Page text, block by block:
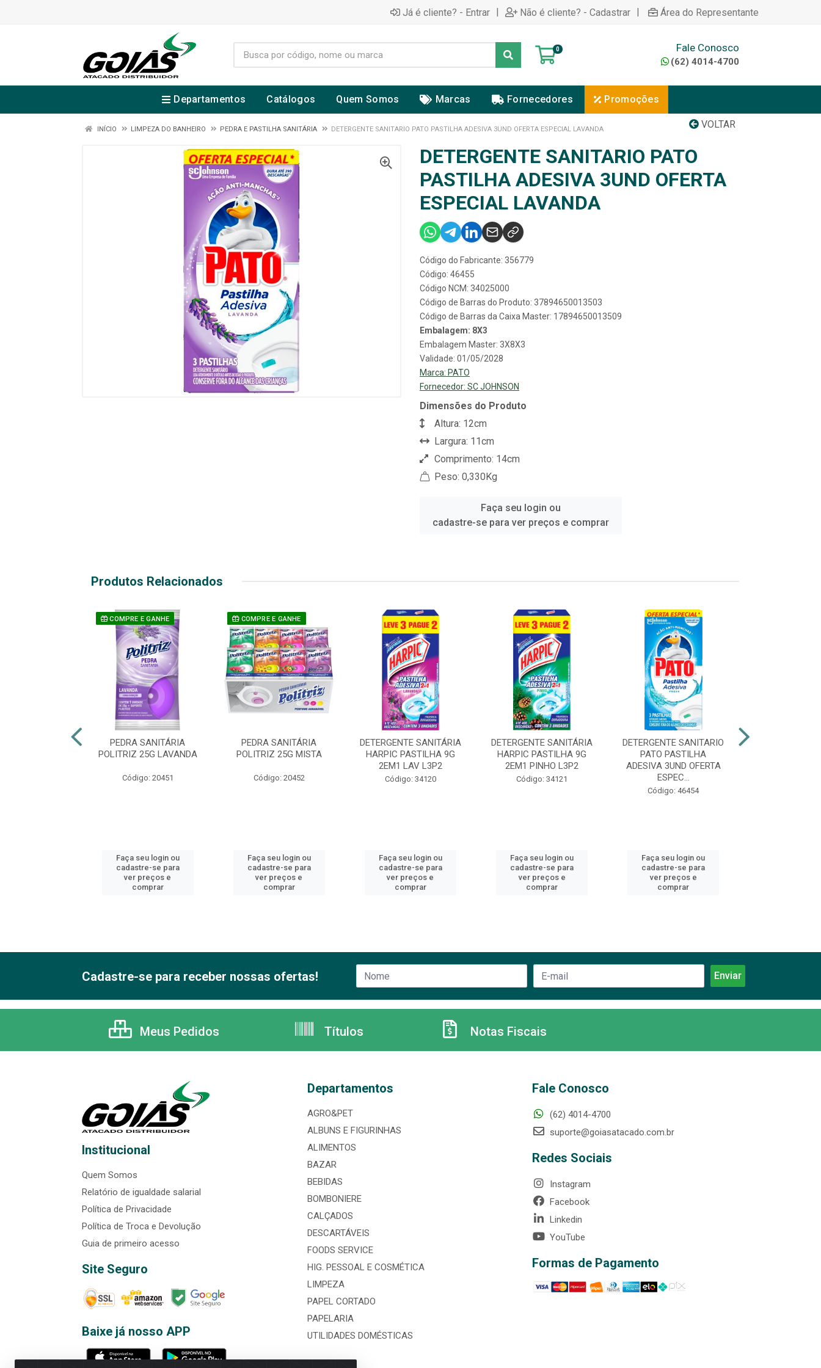
Já é cliente? - Entrar | Não é cliente? - Cadastrar | Área do Representante
0 Fale Conosco
(62) 4014-4700
Departamentos Catálogos Quem Somos Marcas Fornecedores Promoções
VOLTAR
INÍCIO LIMPEZA DO BANHEIRO PEDRA E PASTILHA SANITÁRIA DETERGENTE SANITARIO PATO PASTILHA ADESIVA 3UND OFERTA ESPECIAL LAVANDA
DETERGENTE SANITARIO PATO
PASTILHA ADESIVA 3UND OFERTA
ESPECIAL LAVANDA
Código do Fabricante: 356779
Código: 46455
Código NCM: 34025000
Código de Barras do Produto: 37894650013503
Código de Barras da Caixa Master: 17894650013509
Embalagem: 8X3
Embalagem Master: 3X8X3
Validade: 01/05/2028
Marca: PATO
Fornecedor: SC JOHNSON
Dimensões do Produto
Altura: 12cm
Largura: 11cm
Comprimento: 14cm
Peso: 0,330Kg
Faça seu login ou
cadastre-se para ver preços e comprar
Produtos Relacionados
COMPRE E GANHE
PEDRA SANITÁRIA
POLITRIZ 25G LAVANDA
Código: 20451
Faça seu login ou
cadastre-se para
ver preços e
comprar
COMPRE E GANHE
PEDRA SANITÁRIA
POLITRIZ 25G MISTA
Código: 20452
Faça seu login ou
cadastre-se para
ver preços e
comprar
DETERGENTE SANITÁRIA
HARPIC PASTILHA 9G
2EM1 LAV L3P2
Código: 34120
Faça seu login ou
cadastre-se para
ver preços e
comprar
DETERGENTE SANITÁRIA
HARPIC PASTILHA 9G
2EM1 PINHO L3P2
Código: 34121
Faça seu login ou
cadastre-se para
ver preços e
comprar
DETERGENTE SANITARIO
PATO PASTILHA
ADESIVA 3UND OFERTA
ESPEC...
Código: 46454
Faça seu login ou
cadastre-se para
ver preços e
comprar
Cadastre-se para receber nossas ofertas!
Meus Pedidos Títulos Notas Fiscais
Institucional
Quem Somos
Relatório de igualdade salarial
Política de Privacidade
Política de Troca e Devolução
Guia de primeiro acesso
Site Seguro
Baixe já nosso APP
Departamentos
AGRO&PET
ALBUNS E FIGURINHAS
ALIMENTOS
BAZAR
BEBIDAS
BOMBONIERE
CALÇADOS
DESCARTÁVEIS
FOODS SERVICE
HIG. PESSOAL E COSMÉTICA
LIMPEZA
PAPEL CORTADO
PAPELARIA
UTILIDADES DOMÉSTICAS
Fale Conosco
(62) 4014-4700
suporte@goiasatacado.com.br
Redes Sociais
Instagram
Facebook
Linkedin
YouTube
Formas de Pagamento